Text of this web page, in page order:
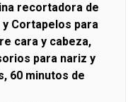
recortadora de
y Cortapelos para
cara y cabeza,
para nariz y
60 minutos de